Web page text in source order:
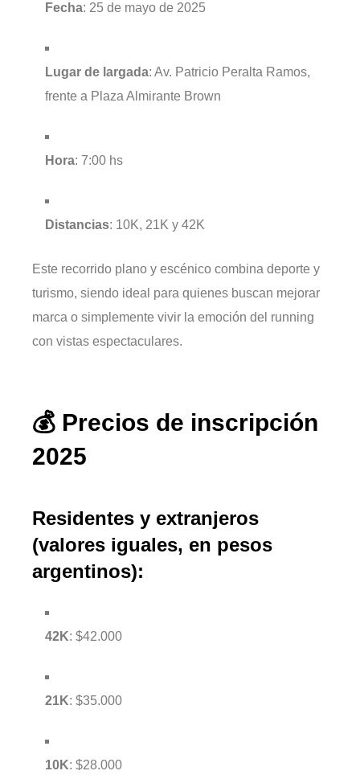
Fecha: 25 de mayo de 2025
Lugar de largada: Av. Patricio Peralta Ramos,
frente a Plaza Almirante Brown
Hora: 7:00 hs
Distancias: 10K, 21K y 42K
Este recorrido plano y escénico combina deporte y
turismo, siendo ideal para quienes buscan mejorar
marca o simplemente vivir la emoción del running
con vistas espectaculares.
💰 Precios de inscripción
2025
Residentes y extranjeros
(valores iguales, en pesos
argentinos):
42K: $42.000
21K: $35.000
10K: $28.000